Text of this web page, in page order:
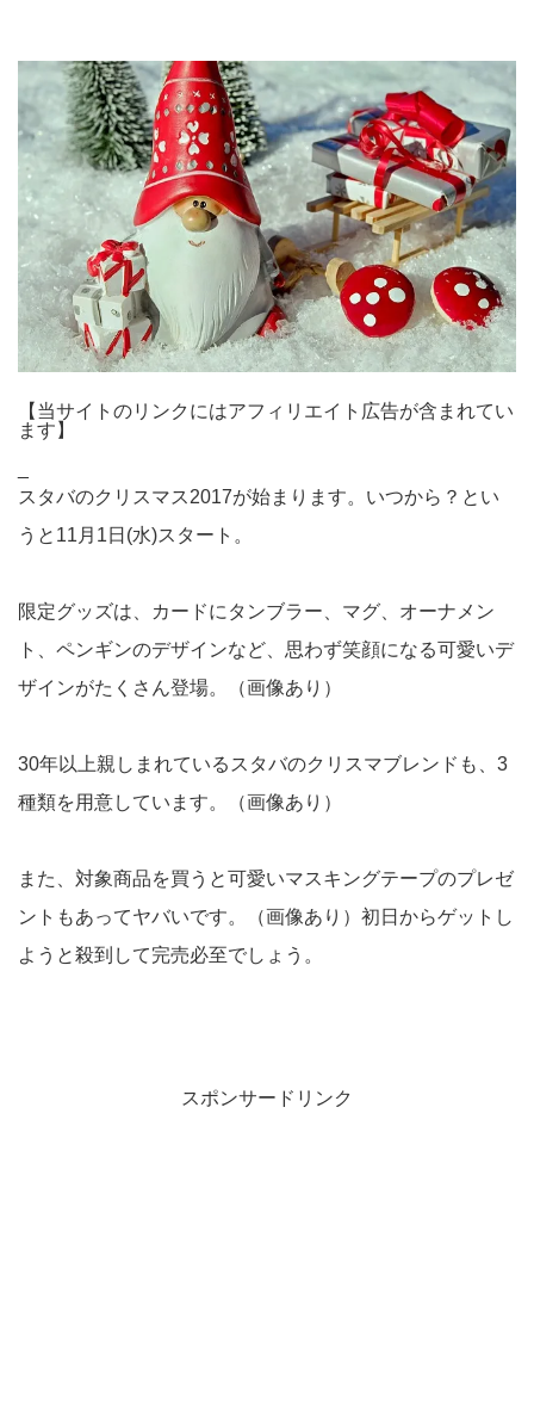
【当サイトのリンクにはアフィリエイト広告が含まれてい
ます】
スタバのクリスマス2017が始まります。いつから？とい
うと11月1日(水)スタート。
限定グッズは、カードにタンブラー、マグ、オーナメン
ト、ペンギンのデザインなど、思わず笑顔になる可愛いデ
ザインがたくさん登場。（画像あり）
30年以上親しまれているスタバのクリスマブレンドも、3
種類を用意しています。（画像あり）
また、対象商品を買うと可愛いマスキングテープのプレゼ
ントもあってヤバいです。（画像あり）初日からゲットし
ようと殺到して完売必至でしょう。
スポンサードリンク